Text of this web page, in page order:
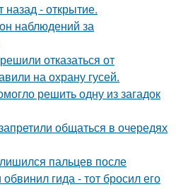
- открытие.
наблюдений за
отказаться от
на охрану гусей.
решить одну из загадок
общаться в очередях
пальцев после
гида - тот бросил его